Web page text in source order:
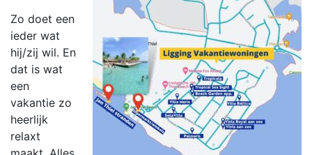
Zo doet een
ieder wat
hij/zij wil. En
dat is wat
vakantie zo
heerlijk
relaxt
maakt. Alles